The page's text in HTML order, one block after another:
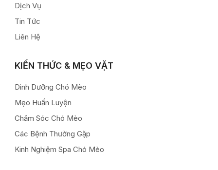
Dịch Vụ
Tin Tức
Liên Hệ
KIẾN THỨC & MẸO VẶT
Dinh Dưỡng Chó Mèo
Mẹo Huấn Luyện
Chăm Sóc Chó Mèo
Các Bệnh Thường Gặp
Kinh Nghiệm Spa Chó Mèo